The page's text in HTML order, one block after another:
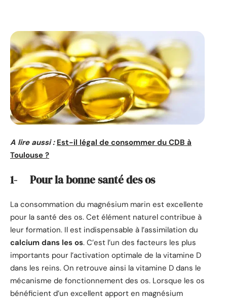
A lire aussi : Est-il légal de consommer du CDB à
Toulouse ?
1- Pour la bonne santé des os
La consommation du magnésium marin est excellente
pour la santé des os. Cet élément naturel contribue à
leur formation. Il est indispensable à l’assimilation du
calcium dans les os. C’est l’un des facteurs les plus
importants pour l’activation optimale de la vitamine D
dans les reins. On retrouve ainsi la vitamine D dans le
mécanisme de fonctionnement des os. Lorsque les os
bénéficient d’un excellent apport en magnésium